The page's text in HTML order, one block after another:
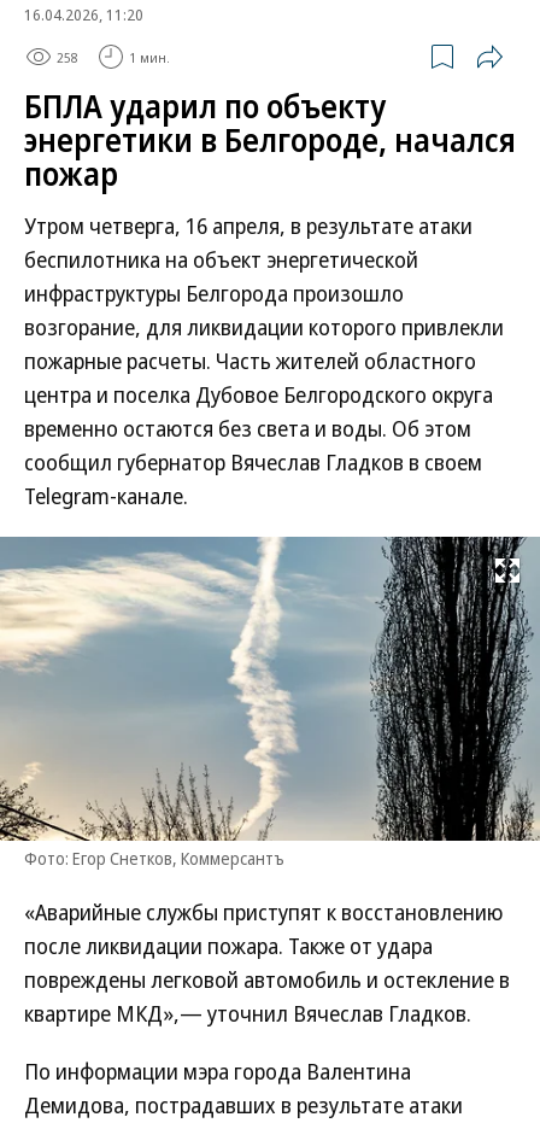
16.04.2026, 11:20
258 1 мин.
БПЛА ударил по объекту
энергетики в Белгороде, начался
пожар
Утром четверга, 16 апреля, в результате атаки
беспилотника на объект энергетической
инфраструктуры Белгорода произошло
возгорание, для ликвидации которого привлекли
пожарные расчеты. Часть жителей областного
центра и поселка Дубовое Белгородского округа
временно остаются без света и воды. Об этом
сообщил губернатор Вячеслав Гладков в своем
Telegram-канале.
Развернуть
Фото: Егор Снетков, Коммерсантъ
«Аварийные службы приступят к восстановлению
после ликвидации пожара. Также от удара
повреждены легковой автомобиль и остекление в
квартире МКД»,— уточнил Вячеслав Гладков.
По информации мэра города Валентина
Демидова, пострадавших в результате атаки